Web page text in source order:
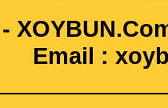
Email :